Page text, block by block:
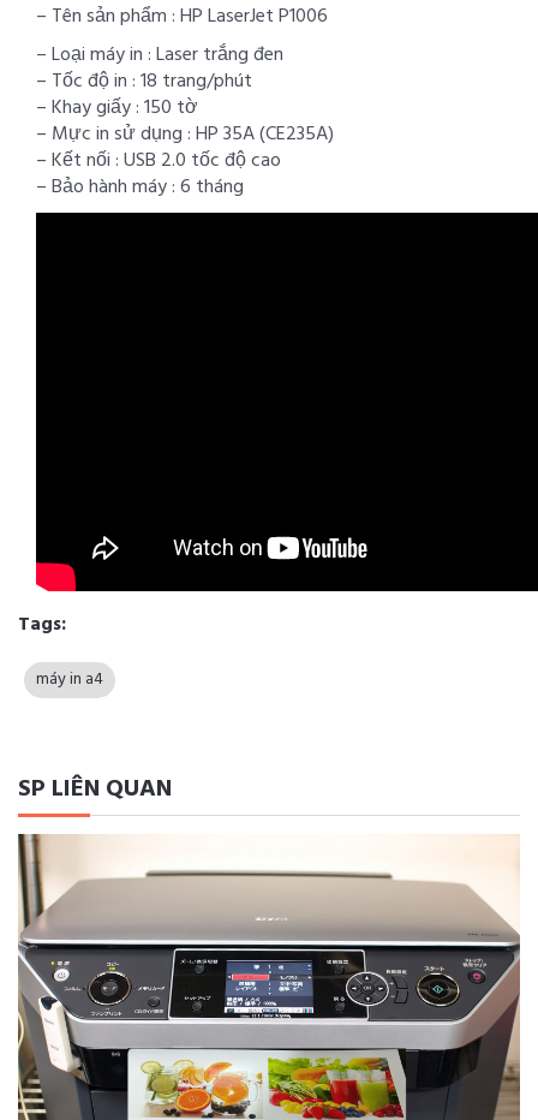
– Tên sản phẩm : HP LaserJet P1006
– Loại máy in : Laser trắng đen
– Tốc độ in : 18 trang/phút
– Khay giấy : 150 tờ
– Mực in sử dụng : HP 35A (CE235A)
– Kết nối : USB 2.0 tốc độ cao
– Bảo hành máy : 6 tháng
Tags:
máy in a4
SP LIÊN QUAN